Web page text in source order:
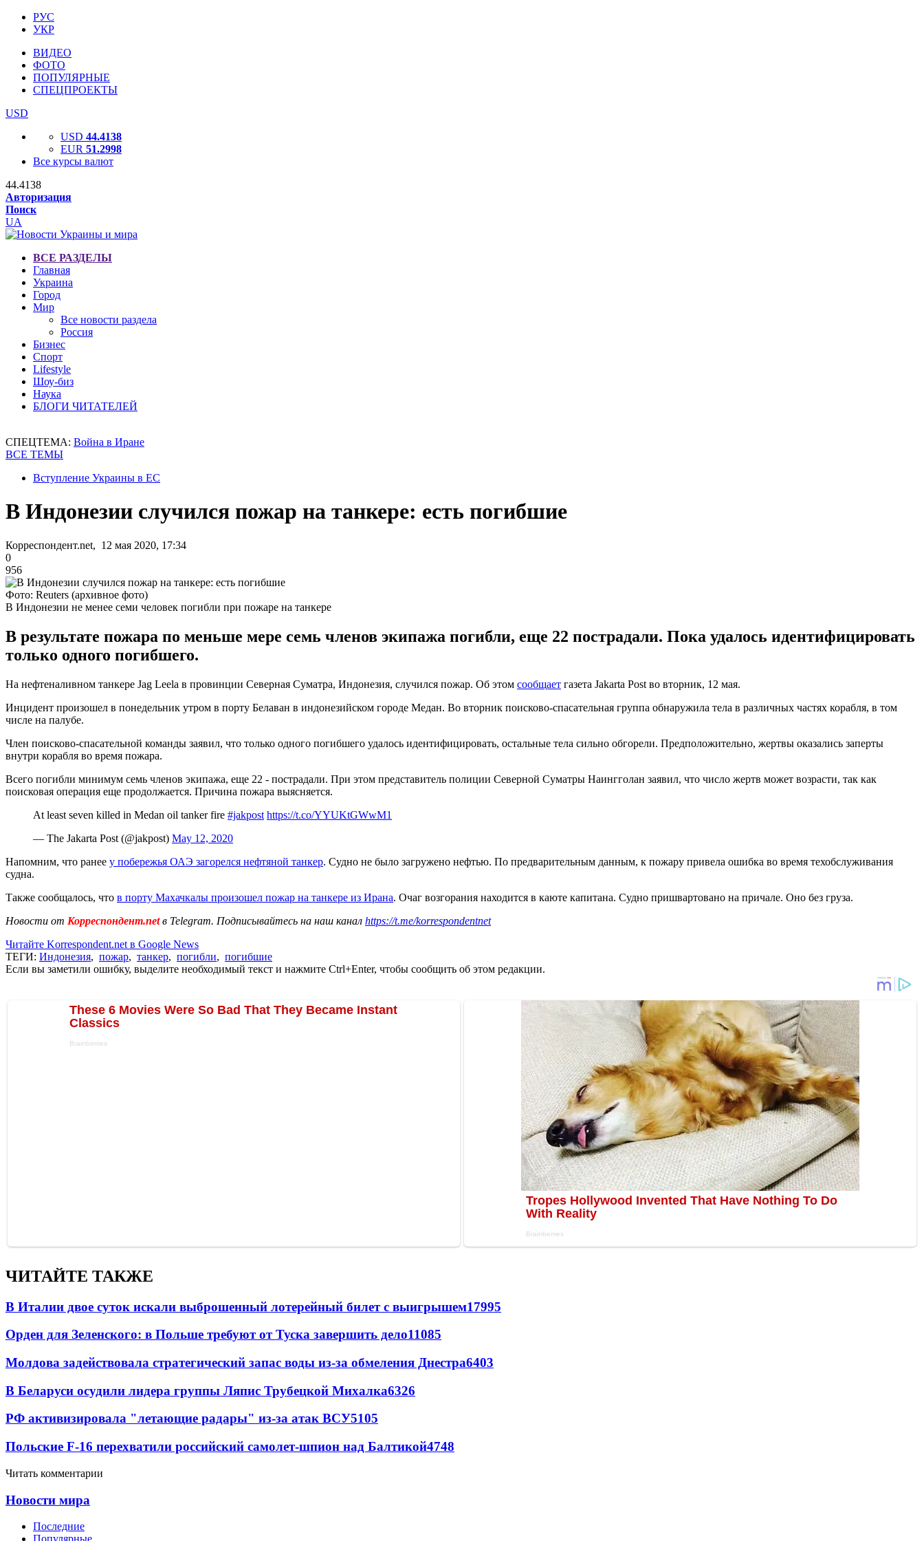
РУС
УКР
ВИДЕО
ФОТО
ПОПУЛЯРНЫЕ
СПЕЦПРОЕКТЫ
USD
USD 44.4138
EUR 51.2998
Все курсы валют
44.4138
Авторизация
Поиск
UA
ВСЕ РАЗДЕЛЫ
Главная
Украина
Город
Мир
Все новости раздела
Россия
Бизнес
Спорт
Lifestyle
Шоу-биз
Наука
БЛОГИ ЧИТАТЕЛЕЙ
СПЕЦТЕМА: Война в Иране
ВСЕ ТЕМЫ
Вступление Украины в ЕС
В Индонезии случился пожар на танкере: есть погибшие
Корреспондент.net, 12 мая 2020, 17:34
0
956
Фото: Reuters (архивное фото)
В Индонезии не менее семи человек погибли при пожаре на танкере
В результате пожара по меньше мере семь членов экипажа погибли, еще 22 пострадали. Пока удалось идентифицировать
только одного погибшего.
На нефтеналивном танкере Jag Leela в провинции Северная Суматра, Индонезия, случился пожар. Об этом сообщает газета Jakarta Post во вторник, 12 мая.
Инцидент произошел в понедельник утром в порту Белаван в индонезийском городе Медан. Во вторник поисково-спасательная группа обнаружила тела в различных частях корабля, в том
числе на палубе.
Член поисково-спасательной команды заявил, что только одного погибшего удалось идентифицировать, остальные тела сильно обгорели. Предположительно, жертвы оказались заперты
внутри корабля во время пожара.
Всего погибли минимум семь членов экипажа, еще 22 - пострадали. При этом представитель полиции Северной Суматры Наингголан заявил, что число жертв может возрасти, так как
поисковая операция еще продолжается. Причина пожара выясняется.
At least seven killed in Medan oil tanker fire #jakpost https://t.co/YYUKtGWwM1
— The Jakarta Post (@jakpost) May 12, 2020
Напомним, что ранее у побережья ОАЭ загорелся нефтяной танкер. Судно не было загружено нефтью. По предварительным данным, к пожару привела ошибка во время техобслуживания
судна.
Также сообщалось, что в порту Махачкалы произошел пожар на танкере из Ирана. Очаг возгорания находится в каюте капитана. Судно пришвартовано на причале. Оно без груза.
Новости от Корреспондент.netв Telegram. Подписывайтесь на наш канал https://t.me/korrespondentnet
Читайте Korrespondent.net в Google News
ТЕГИ: Индонезия, пожар, танкер, погибли, погибшие
Если вы заметили ошибку, выделите необходимый текст и нажмите Ctrl+Enter, чтобы сообщить об этом редакции.
ЧИТАЙТЕ ТАКЖЕ
В Италии двое суток искали выброшенный лотерейный билет с выигрышем17995
Орден для Зеленского: в Польше требуют от Туска завершить дело11085
Молдова задействовала стратегический запас воды из-за обмеления Днестра6403
В Беларуси осудили лидера группы Ляпис Трубецкой Михалка6326
РФ активизировала "летающие радары" из-за атак ВСУ5105
Польские F-16 перехватили российский самолет-шпион над Балтикой4748
Читать комментарии
Новости мира
Последние